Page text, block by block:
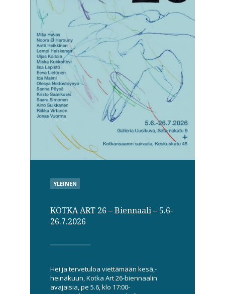
POSTED
IN
YLEINEN
KOTKA ART 26 – Biennaali – 5.6-
26.7.2026
Hei ja tervetuloa viettämään kesä,-
heinäkuun, Kotka Art 26-biennaalin
avajaisia, pe 5.6, klo 17:00-